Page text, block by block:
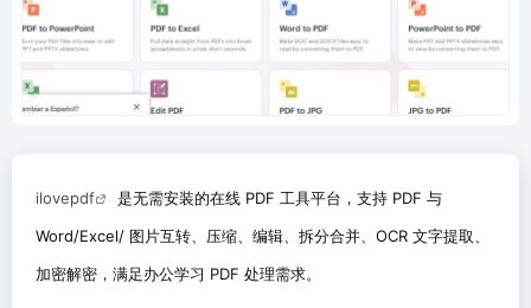
ilovepdf
是无需安装的在线 PDF 工具平台，支持 PDF 与
Word/Excel/ 图片互转、压缩、编辑、拆分合并、OCR 文字提取、
加密解密，满足办公学习 PDF 处理需求。